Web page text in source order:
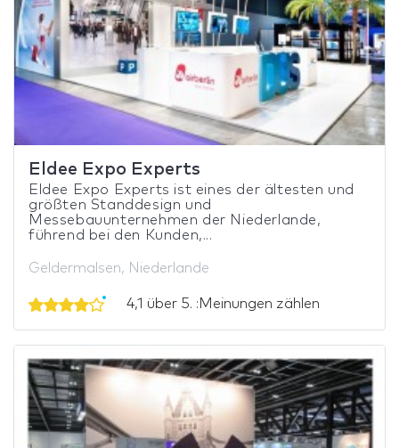
Eldee Expo Experts
Eldee Expo Experts ist eines der ältesten und
größten Standdesign und
Messebauunternehmen der Niederlande,
führend bei den Kunden,...
Geldermalsen, Niederlande
4,1 über 5. :Meinungen zählen